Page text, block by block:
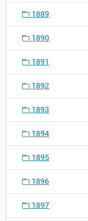
1889
1890
1891
1892
1893
1894
1895
1896
1897